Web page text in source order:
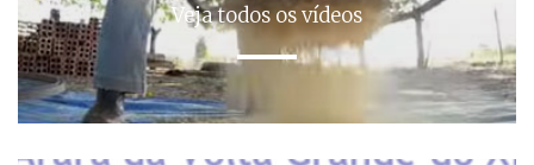
Veja todos os vídeos